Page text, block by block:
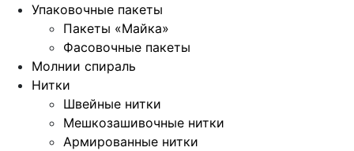
Упаковочные пакеты
Пакеты «Майка»
Фасовочные пакеты
Молнии спираль
Нитки
Швейные нитки
Мешкозашивочные нитки
Армированные нитки